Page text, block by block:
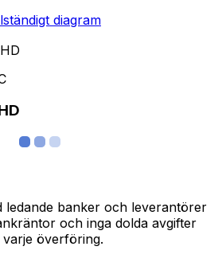
diagram
ledande banker och leverantörer
och inga dolda avgifter
överföring.